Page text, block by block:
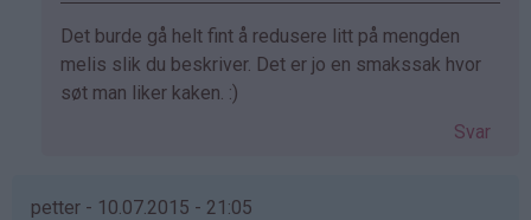
Som
svar
på
bekreftet)
Det burde gå helt fint å redusere litt på mengden
melis slik du beskriver. Det er jo en smakssak hvor
søt man liker kaken. :)
Svar
petter - 10.07.2015 - 21:05